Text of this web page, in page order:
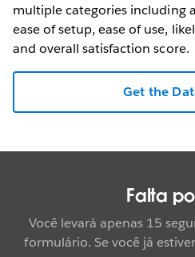
multiple categories including
ease of setup, ease of use,
and overall satisfaction score.
Get the
Falta
Você levará apenas 15
formulário. Se você já